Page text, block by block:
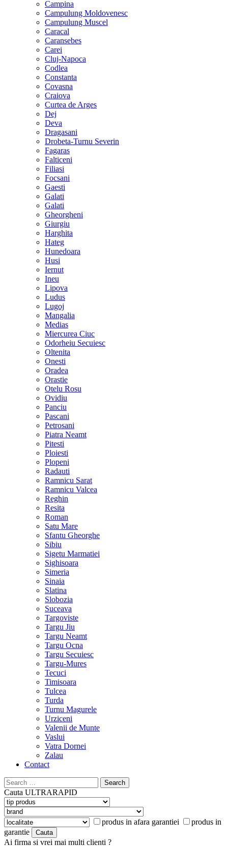
Campina
Campulung Moldovenesc
Campulung Muscel
Caracal
Caransebes
Carei
Cluj-Napoca
Codlea
Constanta
Covasna
Craiova
Curtea de Arges
Dej
Deva
Dragasani
Drobeta-Turnu Severin
Fagaras
Falticeni
Filiasi
Focsani
Gaesti
Galati
Galati
Gheorgheni
Giurgiu
Harghita
Hateg
Hunedoara
Husi
Iernut
Ineu
Lipova
Ludus
Lugoj
Mangalia
Medias
Miercurea Ciuc
Odorheiu Secuiesc
Oltenita
Onesti
Oradea
Orastie
Otelu Rosu
Ovidiu
Panciu
Pascani
Petrosani
Piatra Neamt
Pitesti
Ploiesti
Plopeni
Radauti
Ramnicu Sarat
Ramnicu Valcea
Reghin
Resita
Roman
Satu Mare
Sfantu Gheorghe
Sibiu
Sigetu Marmatiei
Sighisoara
Simeria
Sinaia
Slatina
Slobozia
Suceava
Targoviste
Targu Jiu
Targu Neamt
Targu Ocna
Targu Secuiesc
Targu-Mures
Tecuci
Timisoara
Tulcea
Turda
Turnu Magurele
Urziceni
Valenii de Munte
Vaslui
Vatra Dornei
Zalau
Contact
Search
for:
Cauta ULTRARAPID
produs in afara garantiei
produs in
garantie
Ai firma si vrei mai multi clienti ?